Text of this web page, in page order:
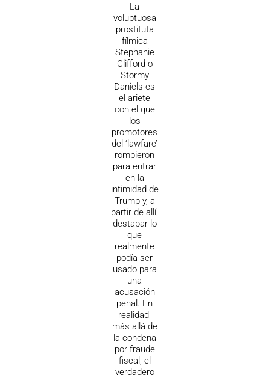
La
voluptuosa
prostituta
fílmica
Stephanie
Clifford o
Stormy
Daniels es
el ariete
con el que
los
promotores
del ‘lawfare’
rompieron
para entrar
en la
intimidad de
Trump y, a
partir de allí,
destapar lo
que
realmente
podía ser
usado para
una
acusación
penal. En
realidad,
más allá de
la condena
por fraude
fiscal, el
verdadero